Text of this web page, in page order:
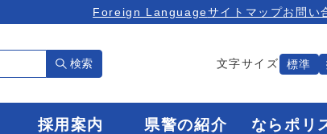
Foreign Languageサイトマップお問い
検索 文字サイズ 標準
採用案内 県警の紹介
ならポリ